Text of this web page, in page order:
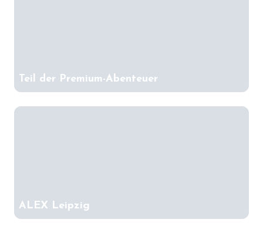
Teil der Premium-Abenteuer
ALEX Leipzig